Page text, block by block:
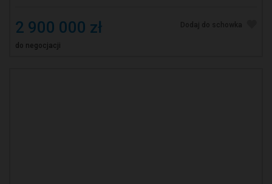
2 900 000 zł
do negocjacji
Dodaj do schowka